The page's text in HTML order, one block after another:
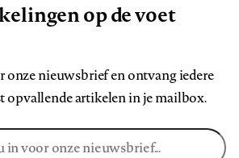
op de voet
onze nieuwsbrief en ontvang iedere
opvallende artikelen in je mailbox.